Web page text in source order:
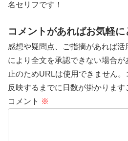
名セリフです！
コメントがあればお気軽に
感想や疑問点、ご指摘があれば
により全文を承認できない場合
止のためURLは使用できません。
反映するまでに日数が掛かります
コメント ※